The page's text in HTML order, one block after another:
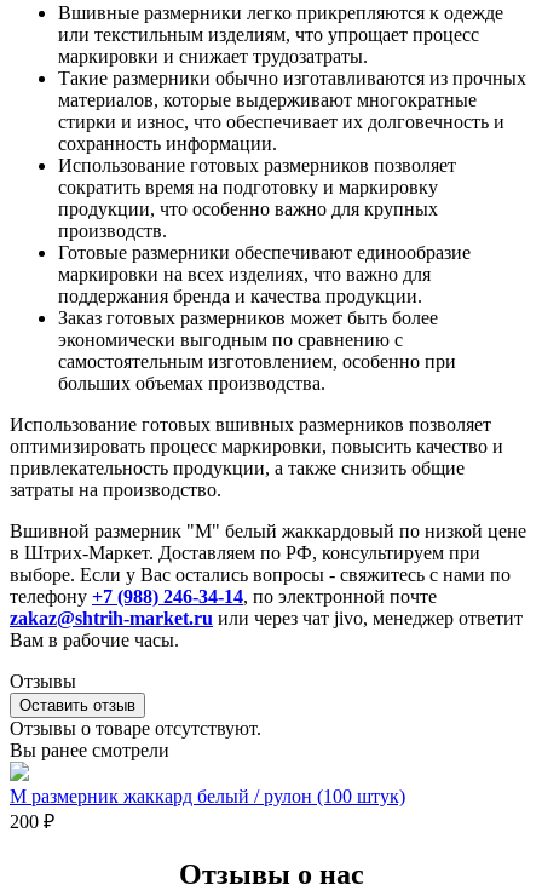
Вшивные размерники легко прикрепляются к одежде
или текстильным изделиям, что упрощает процесс
маркировки и снижает трудозатраты.
Такие размерники обычно изготавливаются из прочных
материалов, которые выдерживают многократные
стирки и износ, что обеспечивает их долговечность и
сохранность информации.
Использование готовых размерников позволяет
сократить время на подготовку и маркировку
продукции, что особенно важно для крупных
производств.
Готовые размерники обеспечивают единообразие
маркировки на всех изделиях, что важно для
поддержания бренда и качества продукции.
Заказ готовых размерников может быть более
экономически выгодным по сравнению с
самостоятельным изготовлением, особенно при
больших объемах производства.
Использование готовых вшивных размерников позволяет
оптимизировать процесс маркировки, повысить качество и
привлекательность продукции, а также снизить общие
затраты на производство.
Вшивной размерник "M" белый жаккардовый по низкой цене
в Штрих-Маркет. Доставляем по РФ, консультируем при
выборе. Если у Вас остались вопросы - свяжитесь с нами по
телефону +7 (988) 246-34-14, по электронной почте
zakaz@shtrih-market.ru или через чат jivo, менеджер ответит
Вам в рабочие часы.
Отзывы
Оставить отзыв
Отзывы о товаре отсутствуют.
Вы ранее смотрели
M размерник жаккард белый / рулон (100 штук)
200 ₽
Отзывы о нас